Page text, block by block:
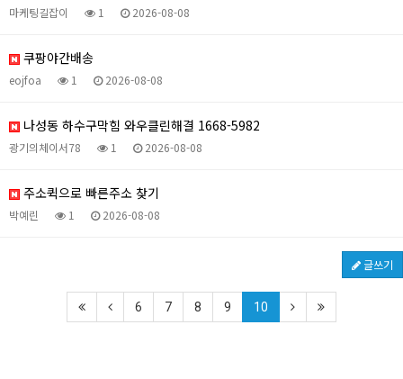
마케팅길잡이 1 2026-08-08
쿠팡야간배송
eojfoa 1 2026-08-08
나성동 하수구막힘 와우클린해결 1668-5982
광기의체이서78 1 2026-08-08
주소퀵으로 빠른주소 찾기
박예린 1 2026-08-08
글쓰기
6 7 8 9 10